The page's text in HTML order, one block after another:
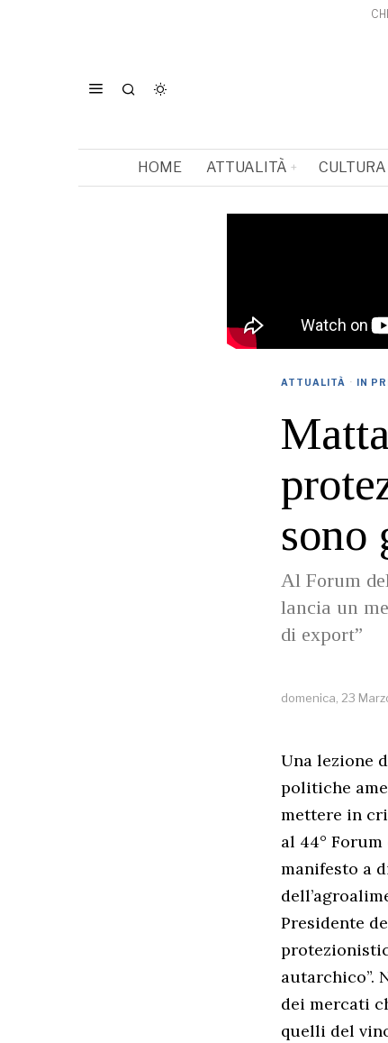
HOME ATTUALITÀ CULTURA
ATTUALITÀ · IN
sono
Al Forum
lancia un
di export”
domenica, 23
Una lezione
politiche
mettere in
al 44°
manifesto a
Presidente
autarchico”.
dei mercati
quelli del